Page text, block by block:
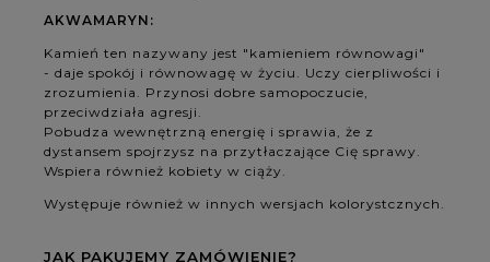
AKWAMARYN:
Kamień ten nazywany jest "kamieniem równowagi"
- daje spokój i równowagę w życiu. Uczy cierpliwości i
zrozumienia. Przynosi dobre samopoczucie,
przeciwdziała agresji.
Pobudza wewnętrzną energię i sprawia, że z
dystansem spojrzysz na przytłaczające Cię sprawy.
Wspiera również kobiety w ciąży.
Występuje również w innych wersjach kolorystcznych.
JAK PAKUJEMY ZAMÓWIENIE?